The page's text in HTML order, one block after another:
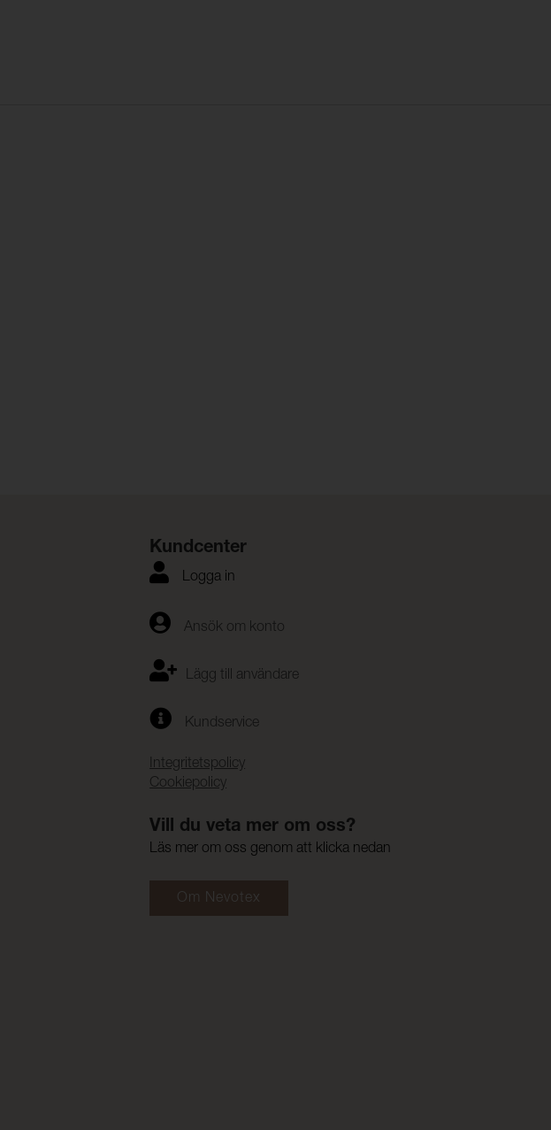
Kundcenter
Logga in
Ansök om konto
Lägg till användare
Kundservice
Integritetspolicy
Cookiepolicy
Vill du veta mer om oss?
Läs mer om oss genom att klicka nedan
Om Nevotex